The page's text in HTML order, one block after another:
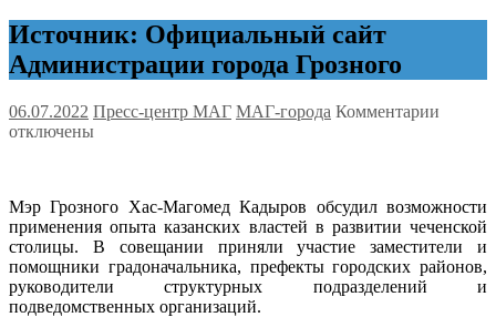
Источник: Официальный сайт
Администрации города Грозного
06.07.2022 Пресс-центр МАГ МАГ-города Комментарии
ПО
отключены
Мэр Грозного Хас-Магомед Кадыров обсудил возможности
применения опыта казанских властей в развитии чеченской
столицы. В совещании приняли участие заместители и
помощники градоначальника, префекты городских районов,
руководители структурных подразделений и
подведомственных организаций.